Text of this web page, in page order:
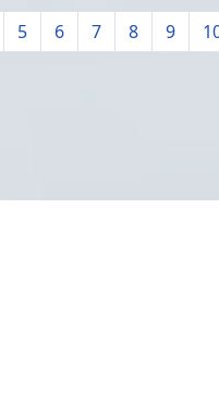
Strana 3 z 47
5 6 7 8 9